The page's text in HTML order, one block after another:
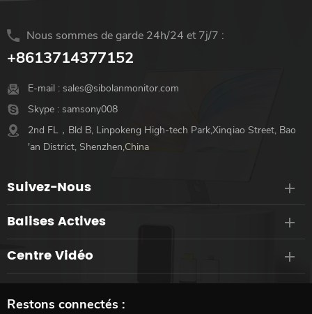
Nous sommes de garde 24h/24 et 7j/7 :
+8613714377152
E-mail : sales@sibolanmonitor.com
Skype : samsony008
2nd FL，Bld B, Linpokeng High-tech Park,Xinqiao Street, Bao
'an District, Shenzhen,China
Suivez-Nous
Balises Actives
Centre Vidéo
Restons connectés :